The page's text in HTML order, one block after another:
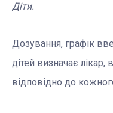
Діти.
Дозування, графік
дітей визначає лікар,
відповідно до